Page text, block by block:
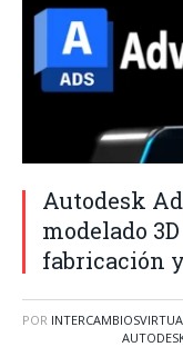
Autodesk
modelado
fabricación
POR